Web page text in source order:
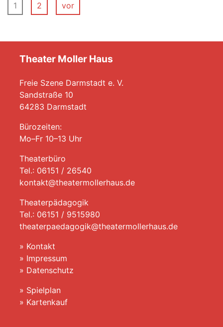
1 2 vor
Theater Moller Haus
Freie Szene Darmstadt e. V.
Sandstraße 10
64283 Darmstadt
Bürozeiten:
Mo–Fr 10–13 Uhr
Theaterbüro
Tel.: 06151 / 26540
kontakt@theatermollerhaus.de
Theaterpädagogik
Tel.: 06151 / 9515980
theaterpaedagogik@theatermollerhaus.de
» Kontakt
» Impressum
» Datenschutz
» Spielplan
» Kartenkauf